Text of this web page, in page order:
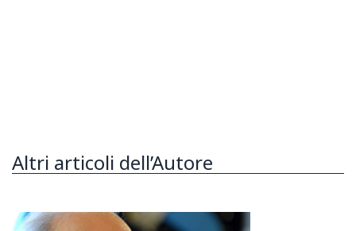
Altri articoli dell’Autore